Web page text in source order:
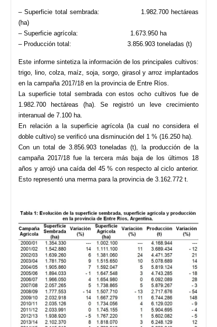
– Superficie total sembrada: 1.982.700 hectáreas
(ha)
– Superficie agrícola: 1.673.950 ha
– Producción total: 3.856.903 toneladas (t)
Este informe sintetiza la información de los principales cultivos:
trigo, lino, colza, maíz, soja, sorgo, girasol y arroz implantados
en la campaña 2017/18 en la provincia de Entre Ríos.
La superficie total sembrada con estos ocho cultivos fue de
1.982.700 hectáreas (ha). Se registró un leve crecimiento
interanual de 7.100 ha.
En relación a la superficie agrícola (la cual no considera el
doble cultivo) se verificó una disminución del 1 % (16.250 ha).
Con un total de 3.856.903 toneladas (t), la producción de la
campaña 2017/18 fue la tercera más baja de los últimos 18
años y arrojó una caída del 45 % con respecto al ciclo anterior.
Esto representó una merma para la provincia de 3.162.772 t.